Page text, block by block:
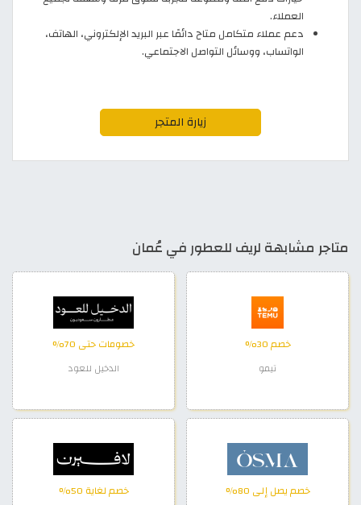
العملاء.
دعم عملاء متكامل متاح دائمًا عبر البريد الإلكتروني، الهاتف،
الواتساب، ووسائل التواصل الاجتماعي.
زيارة المتجر
متاجر مشابهة لريف للعطور في عُمان
خصم 30%
تيمو
خصومات حتى 70%
الدخيل للعود
خصم يصل إلى 80% خصم لغاية 50%